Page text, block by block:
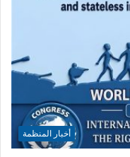
أخبار المنظمة